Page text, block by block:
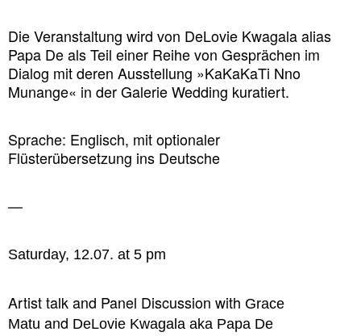
Die Veranstaltung wird von DeLovie Kwagala alias
Papa De als Teil einer Reihe von Gesprächen im
Dialog mit deren Ausstellung »KaKaKaTi Nno
Munange« in der Galerie Wedding kuratiert.
Sprache: Englisch, mit optionaler
Flüsterübersetzung ins Deutsche
—
Saturday, 12.07. at 5 pm
Artist talk and Panel Discussion with Grace
Matu and DeLovie Kwagala aka Papa De